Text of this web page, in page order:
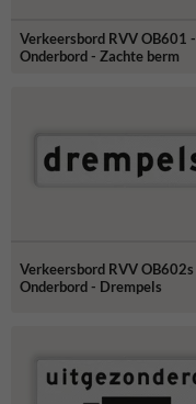
Verkeersbord RVV OB601 -
Onderbord - Zachte berm
Verkeersbord RVV OB602s
Onderbord - Drempels